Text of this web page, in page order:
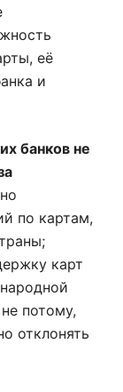
её
и
банков не
по картам,
карт
потому,
отклонять